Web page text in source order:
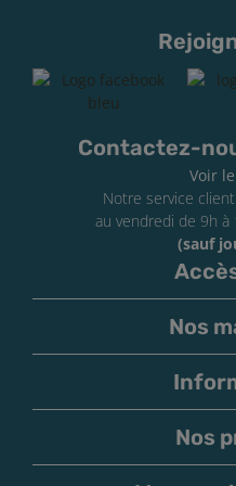
Stockage et conservation
Pour apprécier
conservez-le dans un
chaque utilisation et
d’utilisation optimale,
ou celui des arômes.
Contactez-
Voir
Notre service
au vendredi de 9h
(sauf
Nos
Nos